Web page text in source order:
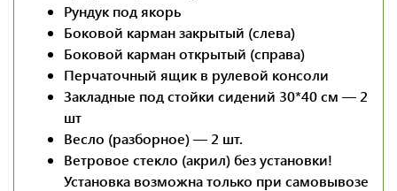
Рундук под якорь
Боковой карман закрытый (слева)
Боковой карман открытый (справа)
Перчаточный ящик в рулевой консоли
Закладные под стойки сидений 30*40 см — 2
шт
Весло (разборное) — 2 шт.
Ветровое стекло (акрил) без установки!
Установка возможна только при самовывозе